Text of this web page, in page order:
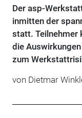
Der asp-
inmitten der
statt. Teilnehmer
die
zum
von Dietmar